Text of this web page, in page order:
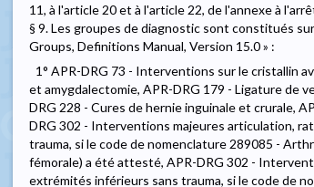
11, à l'article 20 et à l'article 22, de l'annexe à
§ 9. Les groupes de diagnostic sont constitués
Groups, Definitions Manual, Version 15.0 » :
1° APR-DRG 73 - Interventions sur le cristallin
et amygdalectomie, APR-DRG 179 - Ligature de
DRG 228 - Cures de hernie inguinale et crurale,
DRG 302 - Interventions majeures articulation,
trauma, si le code de nomenclature 289085 -
fémorale) a été attesté, APR-DRG 302 -
extrémités inférieurs sans trauma, si le code de